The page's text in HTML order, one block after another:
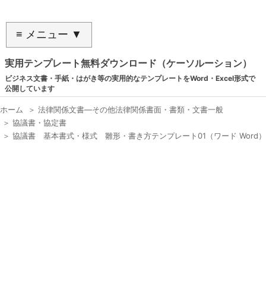
≡ メニュー ▼
実用テンプレート無料ダウンロード（ケーソルーション）
ビジネス文書・手紙・はがき等の実用的なテンプレートをWord・Excel形式で
公開しています
ホーム ＞ 法律関係文書―その他法律関係書面・書類・文書一般
＞ 協議書・協定書
＞ 協議書 基本書式・様式 雛形・書き方テンプレート01（ワード Word）